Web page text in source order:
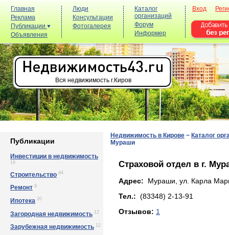
Главная
Реклама
Публикации
Объявления
Люди
Консультации
Фотогалерея
Каталог
организаций
Форум
Информер
Вход
Вся недвижимость г.Киров
Публикации
Инвестиции в недвижимость
19
Строительство 44
Ремонт 9
Ипотека 20
Загородная недвижимость 12
Зарубежная недвижимость 12
Недвижимость в Кирове − Каталог
Мураши
Страховой отдел в г.
Адрес: Мураши, ул. Кapлa
Тел.: (83348) 2-13-91
Отзывов: 1